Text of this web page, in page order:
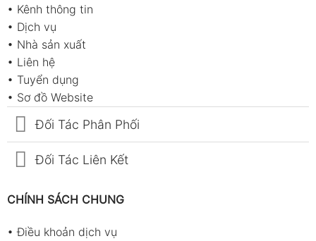
• Kênh thông tin
• Dịch vụ
• Nhà sản xuất
• Liên hệ
• Tuyển dụng
• Sơ đồ Website
Đối Tác Phân Phối
Đối Tác Liên Kết
CHÍNH SÁCH CHUNG
•Điều khoản dịch vụ